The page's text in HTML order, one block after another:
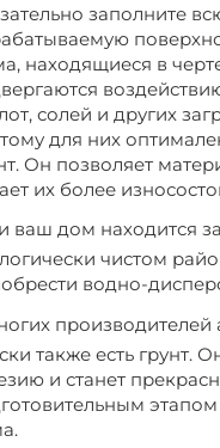
заполните
находящиеся в
солей и других
для них
Он позволяет
их более
ваш дом находится
чистом
водно-
производителей
также есть грунт.
и станет